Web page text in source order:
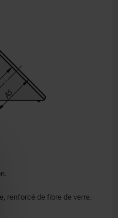
renforcé de fibre de verre.